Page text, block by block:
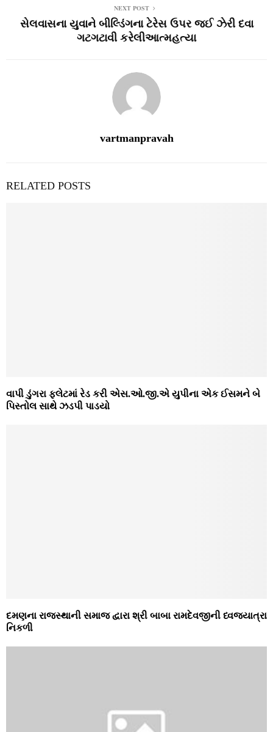
NEXT POST
સેલવાસના યુવાને બીલ્‍ડિંગના ટેરેસ ઉપર જઈ ઝેરી દવા
ગટગટાવી કરેલીઆત્‍મહત્‍યા
vartmanpravah
RELATED POSTS
વાપી ડુંગરા ફલેટમાં રેડ કરી એસ.ઓ.જી.એ યુપીના એક ઈસમને બે
પિસ્‍તોલ સાથે ઝડપી પાડયો
દમણના રાજસ્‍થાની સમાજ દ્વારા શ્રી બાબા રામદેવજીની ધ્‍વજયાત્રા
નિકળી